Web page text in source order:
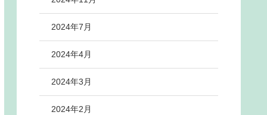
2024年7月
2024年4月
2024年3月
2024年2月